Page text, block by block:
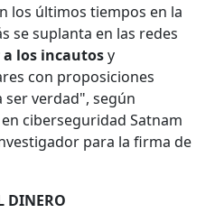
los últimos tiempos en la
se suplanta en las redes
los incautosy
con proposiciones
ser verdad", según
ciberseguridad Satnam
para la firma de
DINERO